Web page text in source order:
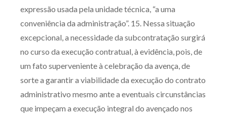
expressão usada pela unidade técnica, “a uma
conveniência da administração”. 15. Nessa situação
excepcional, a necessidade da subcontratação surgirá
no curso da execução contratual, à evidência, pois, de
um fato superveniente à celebração da avença, de
sorte a garantir a viabilidade da execução do contrato
administrativo mesmo ante a eventuais circunstâncias
que impeçam a execução integral do avençado nos